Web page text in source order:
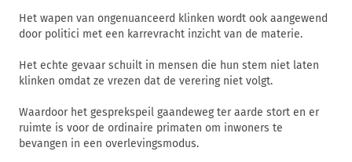
Het wapen van ongenuanceerd klinken wordt ook aangewend
door politici met een karrevracht inzicht van de materie.
Het echte gevaar schuilt in mensen die hun stem niet laten
klinken omdat ze vrezen dat de verering niet volgt.
Waardoor het gesprekspeil gaandeweg ter aarde stort en er
ruimte is voor de ordinaire primaten om inwoners te
bevangen in een overlevingsmodus.